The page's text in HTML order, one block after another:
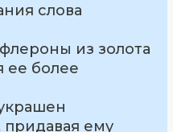
слова
из золота
ее более
ему